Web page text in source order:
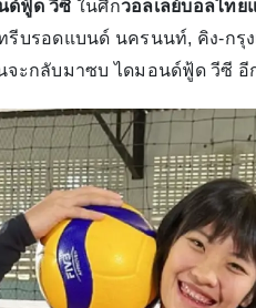
ด์ฟู้ด วีซี ในศึกวอลเลย์บอลไทย
รีบรอดแบนด์ นครนนท์, คิง-ก
จะกลับมาซบ ไดมอนด์ฟู้ด วีซี อี